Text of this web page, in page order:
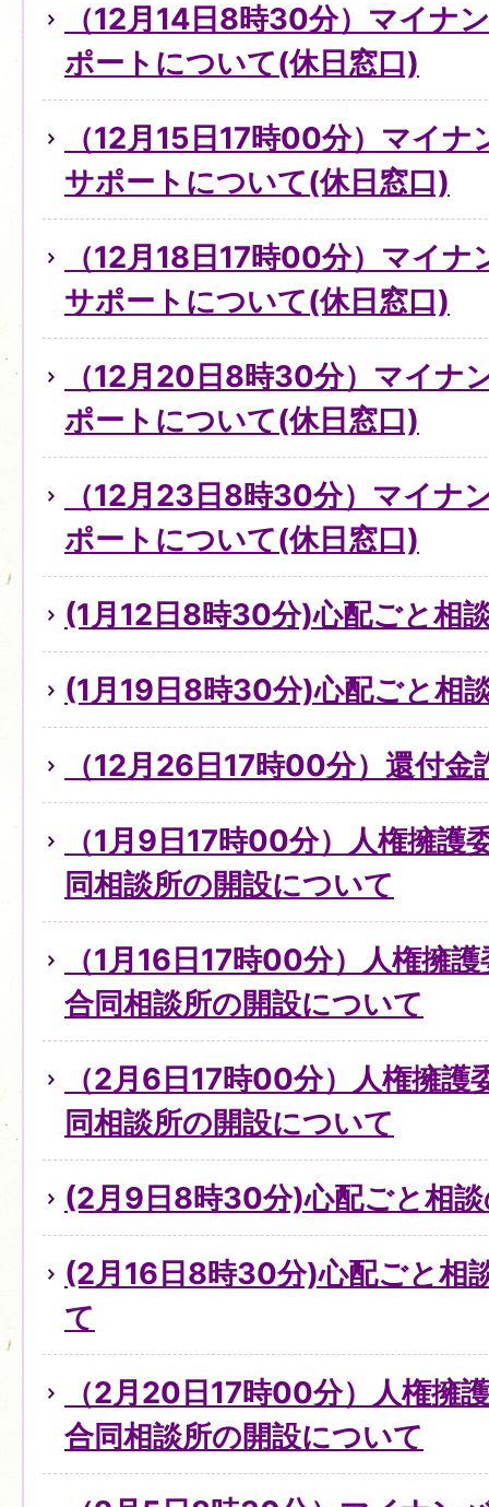
（12月14日8時30分）マイナ
ポートについて(休日窓口)
（12月15日17時00分）マイ
サポートについて(休日窓口)
（12月18日17時00分）マイ
サポートについて(休日窓口)
（12月20日8時30分）マイナ
ポートについて(休日窓口)
（12月23日8時30分）マイナ
ポートについて(休日窓口)
(1月12日8時30分)心配ごと相
(1月19日8時30分)心配ごと相
（12月26日17時00分）還付金
（1月9日17時00分）人権擁護
同相談所の開設について
（1月16日17時00分）人権擁
合同相談所の開設について
（2月6日17時00分）人権擁護
同相談所の開設について
(2月9日8時30分)心配ごと相
(2月16日8時30分)心配ごと相
て
（2月20日17時00分）人権擁
合同相談所の開設について